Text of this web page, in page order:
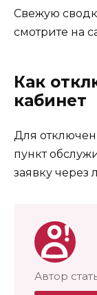
Свежую
смотрите на
Как
кабинет
Для
пункт
заявку через
Автор